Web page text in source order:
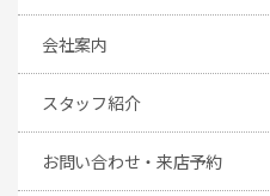
会社案内
スタッフ紹介
お問い合わせ・来店予約